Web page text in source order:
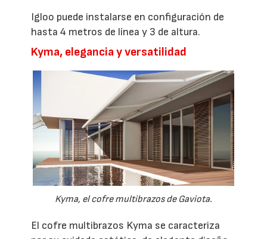
Igloo puede instalarse en configuración de
hasta 4 metros de línea y 3 de altura.
Kyma, elegancia y versatilidad
Kyma, el cofre multibrazos de Gaviota.
El cofre multibrazos Kyma se caracteriza